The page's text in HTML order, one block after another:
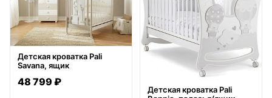
Детская кроватка Pali
Savana, ящик
48 799 ₽
Детская кроватка Pali